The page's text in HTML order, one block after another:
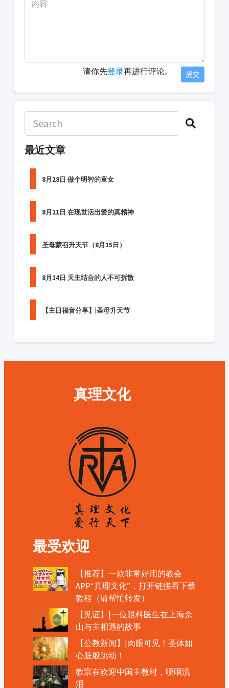
请你先登录再进行评论。 提交
最近文章
8月28日 做个明智的童女
8月21日 在现世活出爱的真精神
圣母蒙召升天节（8月15日）
8月14日 天主结合的人不可拆散
【主日福音分享】|圣母升天节
真理文化
最受欢迎
【推荐】一款非常好用的教会
APP“真理文化”，打开链接看下载
教程（请帮忙转发）
【见证】|一位眼科医生在上海佘
山与主相遇的故事
【公教新闻】|肉眼可见！圣体如
心脏般跳动！
教宗在欢迎中国主教时，哽咽流
泪